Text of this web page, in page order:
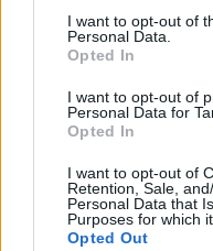
I want to opt-out of
Personal Data.
Opted In
I want to opt-out of
Personal Data for
Opted In
I want to opt-out of
Retention, Sale,
Personal Data that
Purposes for which
Opted Out
MÁR ELŐFIZETŐNK